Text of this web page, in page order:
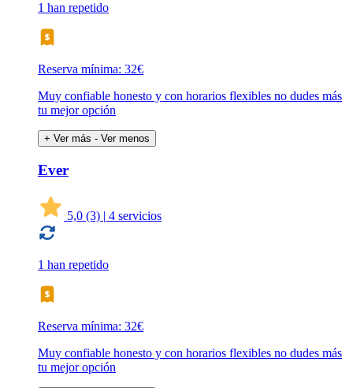
1 han repetido
Reserva mínima: 32€
Muy confiable honesto y con horarios flexibles no dudes más
tu mejor opción
+ Ver más - Ver menos
Ever
5,0 (3) | 4 servicios
1 han repetido
Reserva mínima: 32€
Muy confiable honesto y con horarios flexibles no dudes más
tu mejor opción